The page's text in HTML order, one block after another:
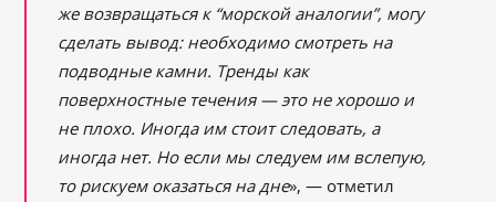
же возвращаться к “морской аналогии”, могу
сделать вывод: необходимо смотреть на
подводные камни. Тренды как
поверхностные течения — это не хорошо и
не плохо. Иногда им стоит следовать, а
иногда нет. Но если мы следуем им вслепую,
то рискуем оказаться на дне», — отметил